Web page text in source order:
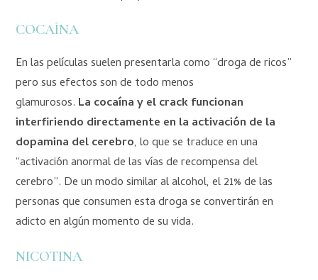
COCAÍNA
En las películas suelen presentarla como “droga de ricos”
pero sus efectos son de todo menos
glamurosos. La cocaína y el crack funcionan
interfiriendo directamente en la activación de la
dopamina del cerebro, lo que se traduce en una
“activación anormal de las vías de recompensa del
cerebro”. De un modo similar al alcohol, el 21% de las
personas que consumen esta droga se convertirán en
adicto en algún momento de su vida.
NICOTINA